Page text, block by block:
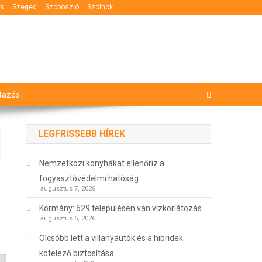
Szeged Szoboszló Szolnok
LEGFRISSEBB HÍREK
Nemzetközi konyhákat ellenőriz a
fogyasztóvédelmi hatóság
augusztus 7, 2026
Kormány: 629 településen van vízkorlátozás
augusztus 6, 2026
Olcsóbb lett a villanyautók és a hibridek
kötelező biztosítása